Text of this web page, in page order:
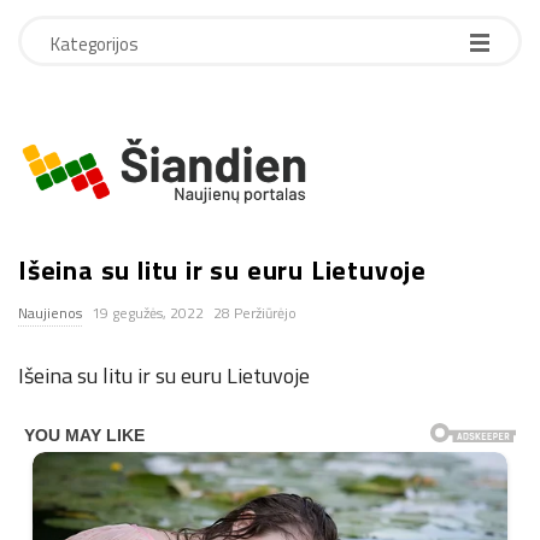
Kategorijos
S
a
n
d
Išeina su litu ir su euru Lietuvoje
Naujienos 19 gegužės, 2022 28 Peržiūrėjo
Išeina su litu ir su euru Lietuvoje